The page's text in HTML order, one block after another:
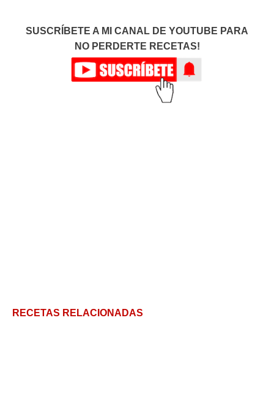
SUSCRÍBETE A MI CANAL DE YOUTUBE PARA
NO PERDERTE RECETAS!
RECETAS RELACIONADAS